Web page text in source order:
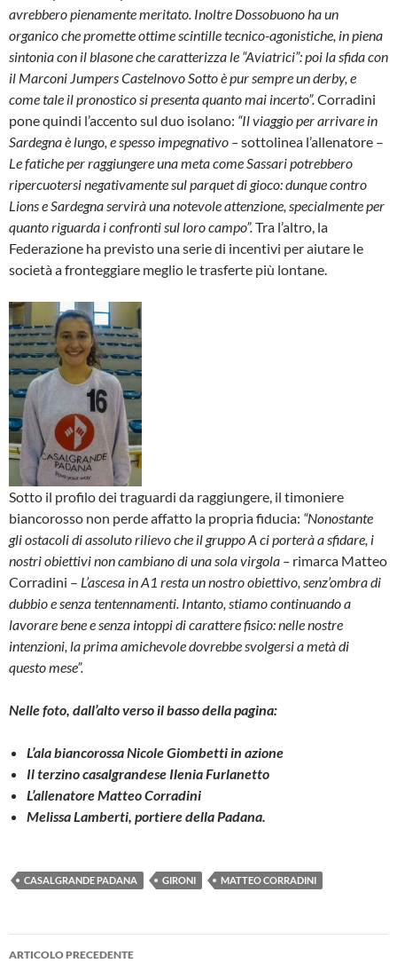
avrebbero pienamente meritato. Inoltre Dossobuono ha un
organico che promette ottime scintille tecnico-agonistiche, in piena
sintonia con il blasone che caratterizza le “Aviatrici”: poi la sfida con
il Marconi Jumpers Castelnovo Sotto è pur sempre un derby, e
come tale il pronostico si presenta quanto mai incerto”. Corradini
pone quindi l’accento sul duo isolano: “Il viaggio per arrivare in
Sardegna è lungo, e spesso impegnativo –sottolinea l’allenatore –
Le fatiche per raggiungere una meta come Sassari potrebbero
ripercuotersi negativamente sul parquet di gioco: dunque contro
Lions e Sardegna servirà una notevole attenzione, specialmente per
quanto riguarda i confronti sul loro campo”. Tra l’altro, la
Federazione ha previsto una serie di incentivi per aiutare le
società a fronteggiare meglio le trasferte più lontane.
Sotto il profilo dei traguardi da raggiungere, il timoniere
biancorosso non perde affatto la propria fiducia: “Nonostante
gli ostacoli di assoluto rilievo che il gruppo A ci porterà a sfidare, i
nostri obiettivi non cambiano di una sola virgola – rimarca Matteo
Corradini – L’ascesa in A1 resta un nostro obiettivo, senz’ombra di
dubbio e senza tentennamenti. Intanto, stiamo continuando a
lavorare bene e senza intoppi di carattere fisico: nelle nostre
intenzioni, la prima amichevole dovrebbe svolgersi a metà di
questo mese”.
Nelle foto, dall’alto verso il basso della pagina:
L’ala biancorossa Nicole Giombetti in azione
Il terzino casalgrandese Ilenia Furlanetto
L’allenatore Matteo Corradini
Melissa Lamberti, portiere della Padana.
CASALGRANDE PADANA GIRONI MATTEO CORRADINI
Navigazione
ARTICOLO PRECEDENTE